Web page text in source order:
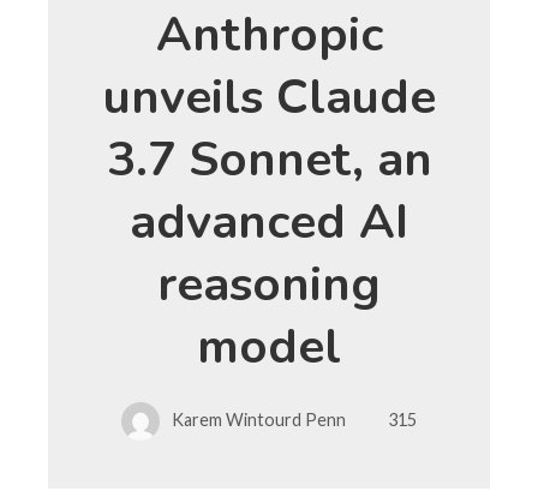
Anthropic
unveils Claude
3.7 Sonnet, an
advanced AI
reasoning
model
Karem Wintourd Penn 315